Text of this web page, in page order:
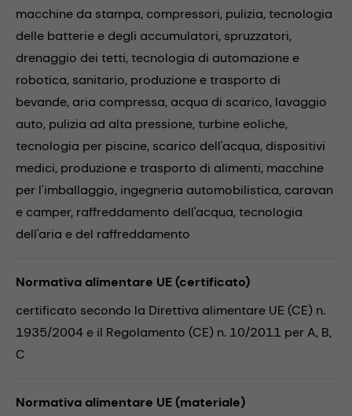
macchine da stampa, compressori, pulizia,tecnologia
delle batterie e degli accumulatori, spruzzatori,
drenaggio dei tetti,tecnologia di automazione e
robotica, sanitario, produzione e trasporto di
bevande, aria compressa, acqua di scarico, lavaggio
auto, pulizia ad alta pressione,turbine eoliche,
tecnologia per piscine, scarico dell'acqua, dispositivi
medici, produzione e trasporto di alimenti, macchine
per l'imballaggio, ingegneria automobilistica, caravan
e camper, raffreddamento dell'acqua,tecnologia
dell'aria e del raffreddamento
Normativa alimentare UE (certificato)
certificato secondo la Direttiva alimentare UE (CE) n.
1935/2004 e il Regolamento (CE) n. 10/2011 per A, B,
C
Normativa alimentare UE (materiale)